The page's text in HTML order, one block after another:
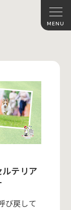
テリア
び戻して